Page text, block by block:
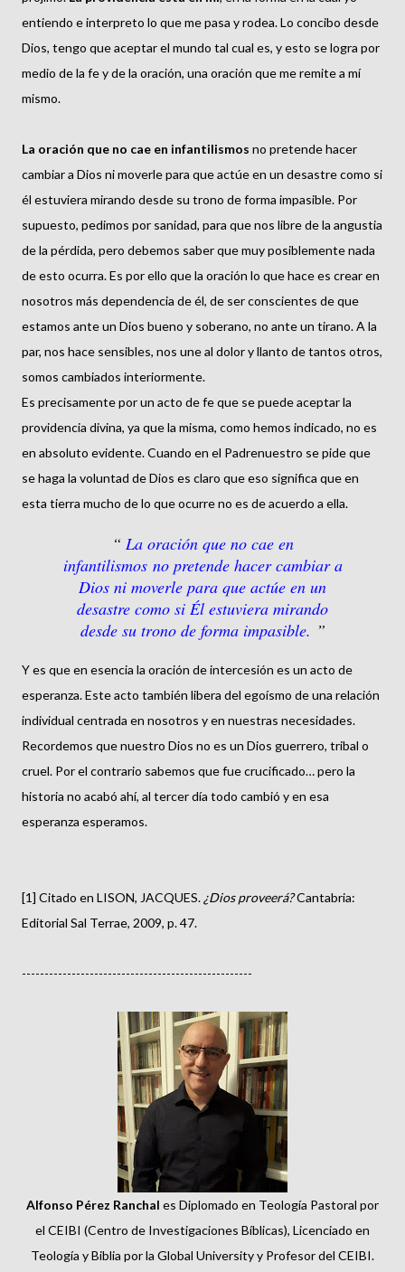
entiendo e interpreto lo que me pasa y rodea. Lo concibo desde
Dios, tengo que aceptar el mundo tal cual es, y esto se logra por
medio de la fe y de la oración, una oración que me remite a mí
mismo.
La oración que no cae en infantilismos no pretende hacer
cambiar a Dios ni moverle para que actúe en un desastre como si
él estuviera mirando desde su trono de forma impasible. Por
supuesto, pedimos por sanidad, para que nos libre de la angustia
de la pérdida, pero debemos saber que muy posiblemente nada
de esto ocurra. Es por ello que la oración lo que hace es crear en
nosotros más dependencia de él, de ser conscientes de que
estamos ante un Dios bueno y soberano, no ante un tirano. A la
par, nos hace sensibles, nos une al dolor y llanto de tantos otros,
somos cambiados interiormente.
Es precisamente por un acto de fe que se puede aceptar la
providencia divina, ya que la misma, como hemos indicado, no es
en absoluto evidente. Cuando en el Padrenuestro se pide que
se haga la voluntad de Dios es claro que eso significa que en
esta tierra mucho de lo que ocurre no es de acuerdo a ella.
La oración que no cae en
infantilismos no pretende hacer cambiar a
Dios ni moverle para que actúe en un
desastre como si Él estuviera mirando
desde su trono de forma impasible.
Y es que en esencia la oración de intercesión es un acto de
esperanza. Este acto también libera del egoísmo de una relación
individual centrada en nosotros y en nuestras necesidades.
Recordemos que nuestro Dios no es un Dios guerrero, tribal o
cruel. Por el contrario sabemos que fue crucificado… pero la
historia no acabó ahí, al tercer día todo cambió y en esa
esperanza esperamos.
[1] Citado en LISON, JACQUES. ¿Dios proveerá?Cantabria:
Editorial Sal Terrae, 2009, p. 47.
---------------------------------------------------
Alfonso Pérez Ranchal es Diplomado en Teología Pastoral por
el CEIBI (Centro de Investigaciones Bíblicas), Licenciado en
Teología y Biblia por la Global University y Profesor del CEIBI.